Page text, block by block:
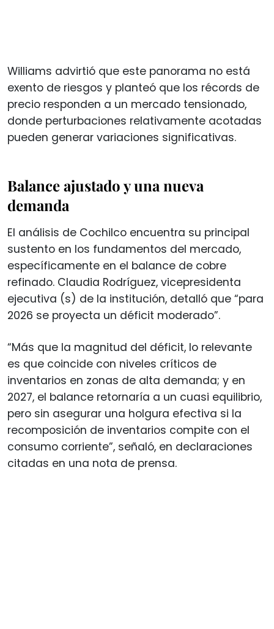
Williams advirtió que este panorama no está
exento de riesgos y planteó que los récords de
precio responden a un mercado tensionado,
donde perturbaciones relativamente acotadas
pueden generar variaciones significativas.
Balance ajustado y una nueva
demanda
El análisis de Cochilco encuentra su principal
sustento en los fundamentos del mercado,
específicamente en el balance de cobre
refinado. Claudia Rodríguez, vicepresidenta
ejecutiva (s) de la institución, detalló que “para
2026 se proyecta un déficit moderado”.
“Más que la magnitud del déficit, lo relevante
es que coincide con niveles críticos de
inventarios en zonas de alta demanda; y en
2027, el balance retornaría a un cuasi equilibrio,
pero sin asegurar una holgura efectiva si la
recomposición de inventarios compite con el
consumo corriente”, señaló, en declaraciones
citadas en una nota de prensa.